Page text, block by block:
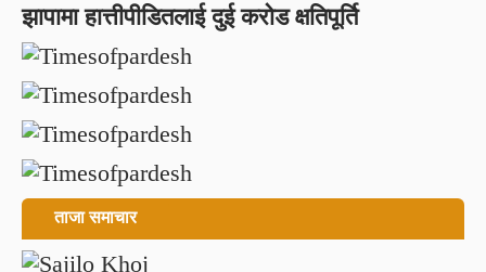
झापामा हात्तीपीडितलाई दुई करोड क्षतिपूर्ति
ताजा समाचार